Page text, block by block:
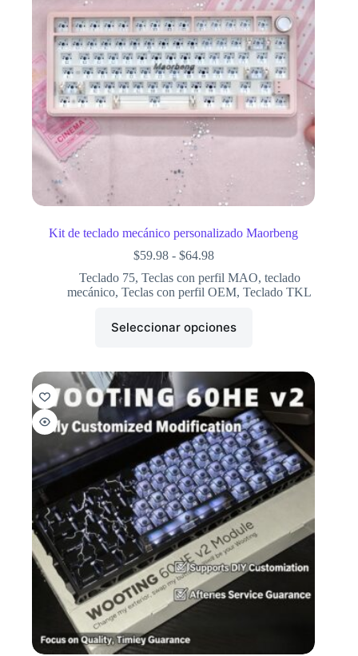
Kit de teclado mecánico personalizado Maorbeng
$59.98 - $64.98
Teclado 75, Teclas con perfil MAO, teclado
mecánico,Teclas con perfil OEM,Teclado TKL
Seleccionar opciones